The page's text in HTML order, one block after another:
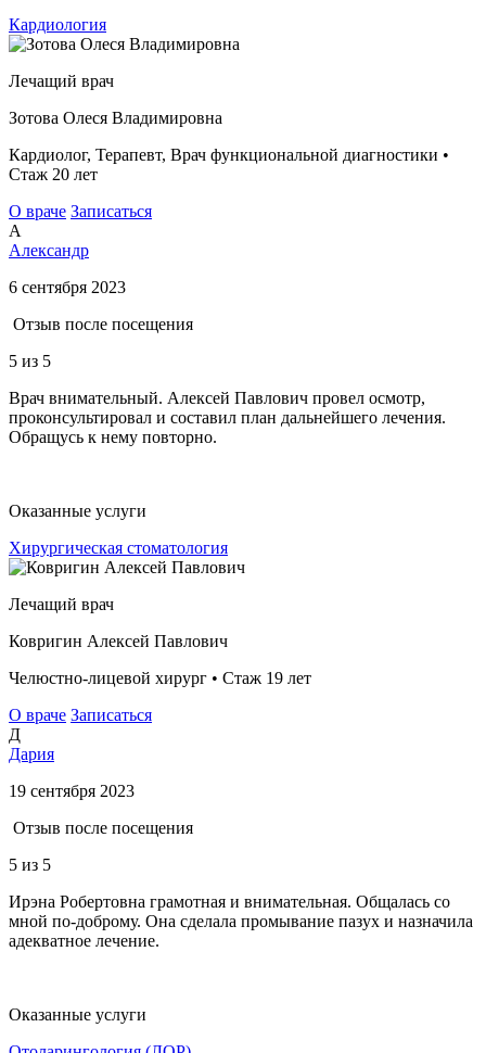
Кардиология
Лечащий врач
Зотова Олеся Владимировна
Кардиолог, Терапевт, Врач функциональной диагностики •
Стаж 20 лет
О враче Записаться
А
Александр
6 сентября 2023
Отзыв после посещения
5 из 5
Врач внимательный. Алексей Павлович провел осмотр,
проконсультировал и составил план дальнейшего лечения.
Обращусь к нему повторно.
Оказанные услуги
Хирургическая стоматология
Лечащий врач
Ковригин Алексей Павлович
Челюстно-лицевой хирург • Стаж 19 лет
О враче Записаться
Д
Дария
19 сентября 2023
Отзыв после посещения
5 из 5
Ирэна Робертовна грамотная и внимательная. Общалась со
мной по-доброму. Она сделала промывание пазух и назначила
адекватное лечение.
Оказанные услуги